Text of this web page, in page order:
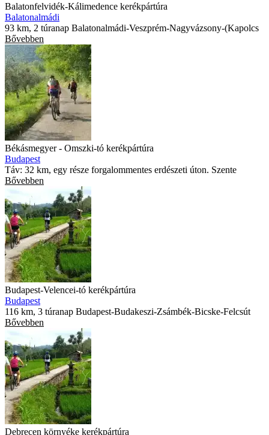
Balatonfelvidék-Kálimedence kerékpártúra
Balatonalmádi
93 km, 2 túranap Balatonalmádi-Veszprém-Nagyvázsony-(Kapolcs
Bővebben
Békásmegyer - Omszki-tó kerékpártúra
Budapest
Táv: 32 km, egy része forgalommentes erdészeti úton. Szente
Bővebben
Budapest-Velencei-tó kerékpártúra
Budapest
116 km, 3 túranap Budapest-Budakeszi-Zsámbék-Bicske-Felcsút
Bővebben
Debrecen környéke kerékpártúra